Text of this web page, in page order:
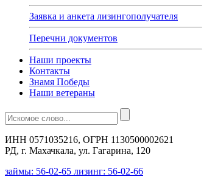
Заявка и анкета лизингополучателя
Перечни документов
Наши проекты
Контакты
Знамя Победы
Наши ветераны
ИНН 0571035216, ОГРН 1130500002621
РД, г. Махачкала, ул. Гагарина, 120
займы: 56-02-65 лизинг: 56-02-66